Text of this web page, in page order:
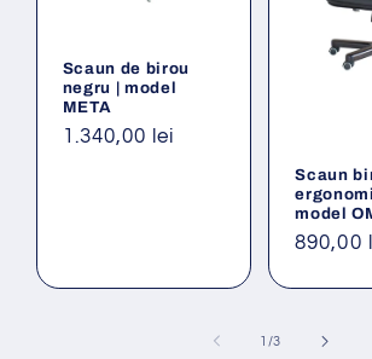
Scaun de birou
negru | model
META
Preț
1.340,00 lei
Scaun
model
Preț
890,00
1 /din
3